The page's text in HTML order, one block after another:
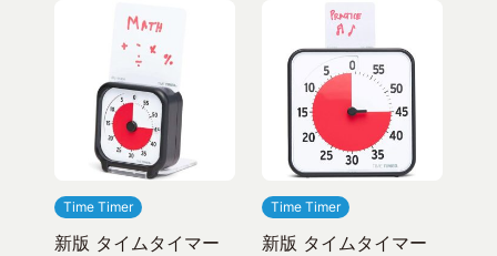
Time Timer
新版 タイムタイマー
Time Timer
新版 タイムタイマー